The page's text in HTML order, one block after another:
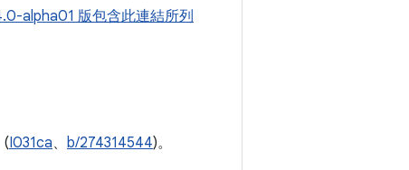
alpha01 版包含此連結所列
(I031ca、 b/274314544)。